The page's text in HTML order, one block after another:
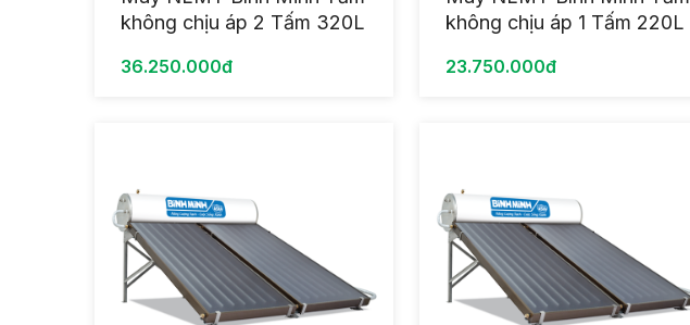
không chịu áp 2 Tấm 320L
36.250.000đ
không chịu áp 1 Tấm 220L
23.750.000đ